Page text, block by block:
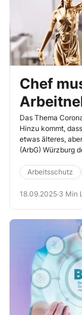
Chef
Das Thema
Hinzu kommt,
etwas älteres,
(ArbG) Würzburg
freistellen geht
Wichtig: Das
gilt allgemein im
Arbeitsschutz
18.09.2025·3 Min